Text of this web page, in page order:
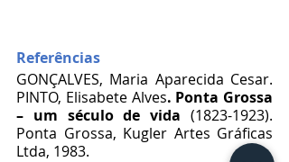
Referências
GONÇALVES, Maria Aparecida Cesar.
PINTO, Elisabete Alves. Ponta Grossa
– um século de vida (1823-1923).
Ponta Grossa, Kugler Artes Gráficas
Ltda, 1983.